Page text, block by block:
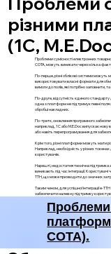
різними
(1С,
Проблеми сумісності електронних
СОТА, можуть виникати через кілька
По-перше, різні облікові системи можуть
використовувати власні формати для
вимоги до полів, які потрібно заповнити,
По-друге, відсутність єдиного
одна з платформ не підтримує певні поля
обробці накладних.
По-третє, оновлення програмного
наприклад, 1С або M.E.Doc випускає
або навіть перепрограмування для
Крім того, різні платформи можуть мати
Наприклад, необхідність у різних
користувачів.
Нарешті, недостатня технічна підтримка
виникають під час інтеграції.
ТТН, що може призводити до значних
Таким чином, для успішної інтеграції е-
забезпечити належну підтримку
Проблеми
СОТА).